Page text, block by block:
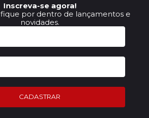
Inscreva-se agora!
por dentro de lançamentos e
novidades.
CADASTRAR